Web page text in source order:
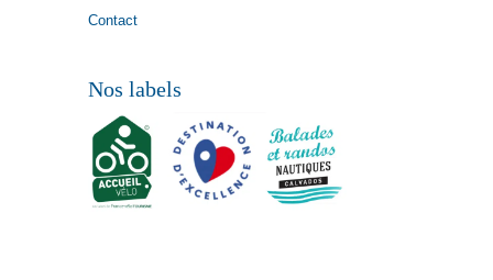
Contact
Nos labels